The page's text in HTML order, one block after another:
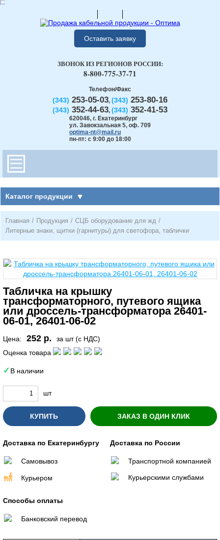
Оставить заявку
Телефон/Факс
(343) 253-05-03, (343) 253-80-16
(343) 352-44-63, (343) 352-41-53
620046, г. Екатеринбург
ул. Завокзальная 5, оф. 709
optima-nt@mail.ru
пн-пт: с 9:00 до 18:00
ЗВОНОК ИЗ РЕГИОНОВ РОССИИ:
8-800-775-37-71
Каталог продукции
Главная / Продукция / СЦБ оборудование для жд /
Литерные знаки, щитки (гарнитуры) для светофора, таблички
Табличка на крышку
трансформаторного, путевого ящика
или дроссель-трансформатора 26401-
06-01, 26401-06-02
Цена: 252 р.
за шт (с НДС)
Оценка товара
В наличии
шт
КУПИТЬ ЗАКАЗ В ОДИН КЛИК
Доставка по Екатеринбургу
Самовывоз
Курьером
Доставка по России
Транспортной компанией
Курьерскими службами
Способы оплаты
Банковский перевод